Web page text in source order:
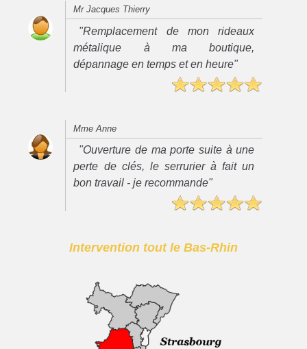
Mr Jacques Thierry
"Remplacement de mon rideaux
métalique à ma boutique,
dépannage en temps et en heure"
Mme Anne
"Ouverture de ma porte suite à une
perte de clés, le serrurier à fait un
bon travail - je recommande"
Intervention tout le Bas-Rhin